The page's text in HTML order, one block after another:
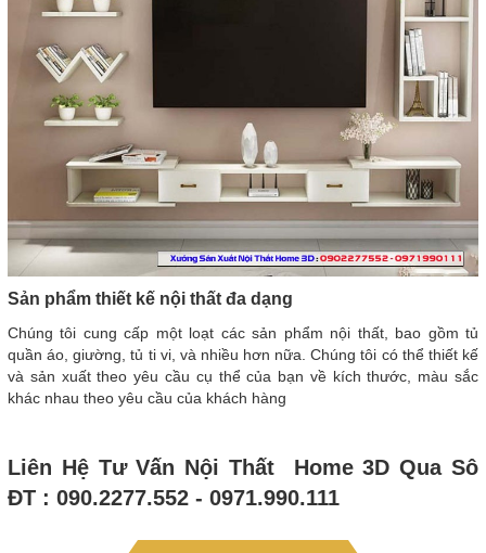
Sản phẩm thiết kế nội thất đa dạng
Chúng tôi cung cấp một loạt các sản phẩm nội thất, bao gồm tủ
quần áo, giường, tủ ti vi, và nhiều hơn nữa. Chúng tôi có thể thiết kế
và sản xuất theo yêu cầu cụ thể của bạn về kích thước, màu sắc
khác nhau theo yêu cầu của khách hàng
Liên Hệ Tư Vấn Nội Thất Home 3D Qua Sô
ĐT : 090.2277.552 - 0971.990.111